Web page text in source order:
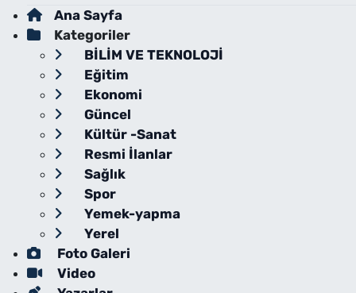
Ana Sayfa
Kategoriler
BİLİM VE TEKNOLOJİ
Eğitim
Ekonomi
Güncel
Kültür -Sanat
Resmi İlanlar
Sağlık
Spor
Yemek-yapma
Yerel
Foto Galeri
Video